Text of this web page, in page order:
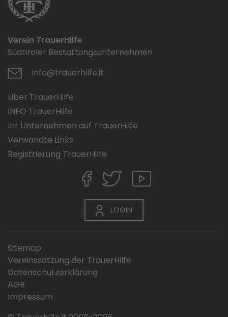
Verein TrauerHilfe
Südtiroler Bestattungsunternehmen
info@trauerhilfe.it
Über TrauerHilfe
INFO TrauerHilfe
Ihr Unternehmen auf TrauerHilfe
Verwandte Links
Registrierung TrauerHilfe
LOGIN
Sitemap
Vereinssatzung der TrauerHilfe
Datenschutzerklärung
AGB
Impressum